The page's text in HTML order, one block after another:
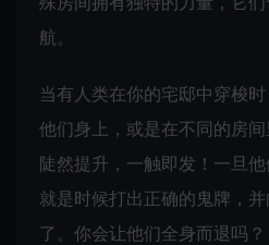
航。
当有人类在你的宅邸中穿梭
他们身上，或是在不同的房
陡然提升，一触即发！一旦
就是时候打出正确的鬼牌，
了。你会让他们全身而退吗？